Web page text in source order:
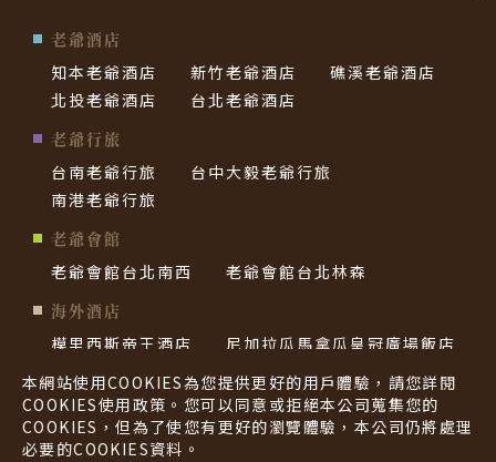
本網站使用COOKIES為您提供更好的用戶體驗，請您詳閱
COOKIES使用政策。您可以同意或拒絕本公司蒐集您的
COOKIES，但為了使您有更好的瀏覽體驗，本公司仍將處理
必要的COOKIES資料。
老爺酒店
知本老爺酒店
新竹老爺酒店
礁溪老爺酒店
北投老爺酒店
台北老爺酒店
老爺行旅
台南老爺行旅
台中大毅老爺行旅
南港老爺行旅
老爺會館
老爺會館台北南西
老爺會館台北林森
海外酒店
模里西斯帝王酒店
尼加拉瓜馬拿瓜皇冠廣場飯店
帛琉老爺酒店
西貢老爺酒店
隱私權政策